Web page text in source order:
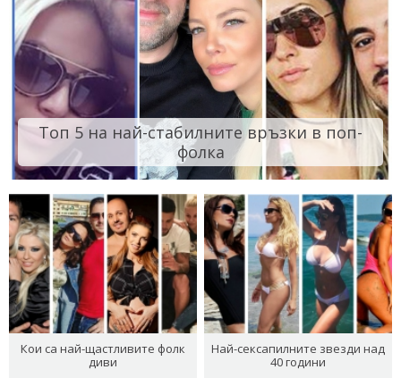
Топ 5 на най-стабилните връзки в поп-
фолка
Кои са най-щастливите фолк
диви
Най-сексапилните звезди над
40 години